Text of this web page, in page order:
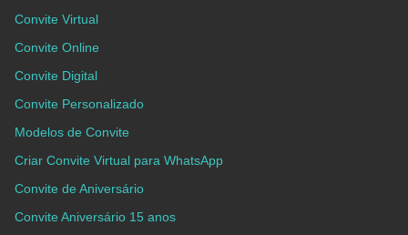
Convite Virtual
Convite Online
Convite Digital
Convite Personalizado
Modelos de Convite
Criar Convite Virtual para WhatsApp
Convite de Aniversário
Convite Aniversário 15 anos